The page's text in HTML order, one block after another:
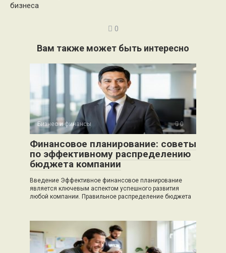
бизнеса
0
Вам также может быть интересно
Бизнес и финансы 0
Финансовое планирование: советы
по эффективному распределению
бюджета компании
Введение Эффективное финансовое планирование
является ключевым аспектом успешного развития
любой компании. Правильное распределение бюджета